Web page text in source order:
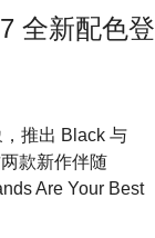
全新配色登
推出 Black 与
款新作伴随
Are Your Best